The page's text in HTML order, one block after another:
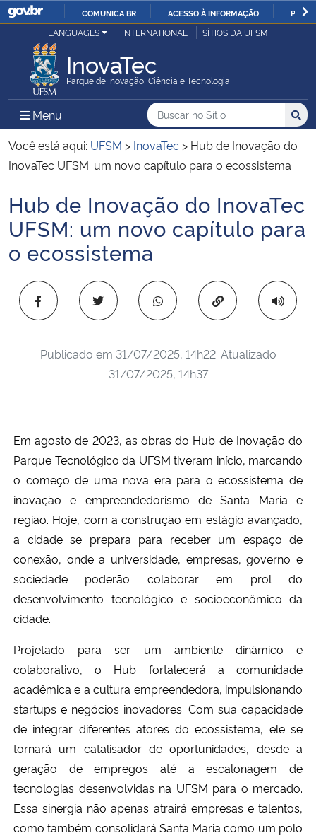
IR
COMUNICA BR ACESSO À INFORMAÇÃO
Ministério da Justiça e Segurança Pública
Ministério da Defesa
Ministério das Relações Exteriores
Ministério da Infraestrutura
Ministério da Agricultura, Pecuária e Abastecimento
Ministério da Educação
Ministério da Ciência, Tecnologia, Inovações e Comunicações
Ministério do Meio Ambiente
Ministério do Turismo
Ministério do Desenvolvimento Regional
Secretaria-Geral
Secretaria de Governo
Advocacia-Geral da União
Banco Central do Brasil
LANGUAGES INTERNATIONAL SÍTIOS DA UFSM
InovaTec
Parque de Inovação, Ciência e Tecnologia
Menu Menu Principal do Sítio
Busca
Buscar no no Sítio
Busca:
Você está aqui: UFSM > InovaTec > Hub de Inovação do
InovaTec UFSM: um novo capítulo para o ecossistema
Início do conteúdo
Hub de Inovação do InovaTec
UFSM: um novo capítulo para
o ecossistema
Copiar para área
Publicado em 31/07/2025, 14h22. Atualizado
31/07/2025, 14h37
Em agosto de 2023, as obras do Hub de Inovação do
Parque Tecnológico da UFSM tiveram início, marcando
o começo de uma nova era para o ecossistema de
inovação e empreendedorismo de Santa Maria e
região. Hoje, com a construção em estágio avançado,
a cidade se prepara para receber um espaço de
conexão, onde a universidade, empresas, governo e
sociedade poderão colaborar em prol do
desenvolvimento tecnológico e socioeconômico da
cidade.
Projetado para ser um ambiente dinâmico e
colaborativo, o Hub fortalecerá a comunidade
acadêmica e a cultura empreendedora, impulsionando
startups e negócios inovadores. Com sua capacidade
de integrar diferentes atores do ecossistema, ele se
tornará um catalisador de oportunidades, desde a
geração de empregos até a escalonagem de
tecnologias desenvolvidas na UFSM para o mercado.
Essa sinergia não apenas atrairá empresas e talentos,
como também consolidará Santa Maria como um polo